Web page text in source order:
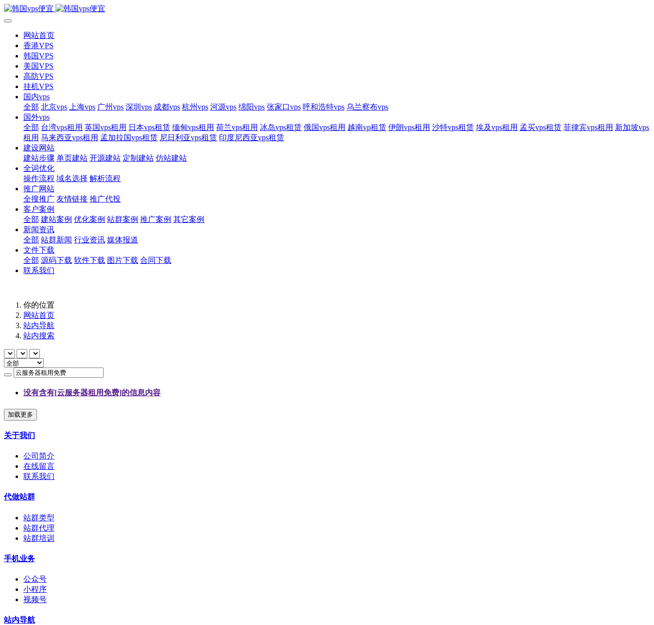
网站首页
香港VPS
韩国VPS
美国VPS
高防VPS
挂机VPS
国内vps
全部 北京vps 上海vps 广州vps 深圳vps 成都vps 杭州vps 河源vps 绵阳vps 张家口vps 呼和浩特vps 乌兰察布vps
国外vps
全部 台湾vps租用 英国vps租用 日本vps租赁 缅甸vps租用 荷兰vps租用 冰岛vps租赁 俄国vps租用 越南vp租赁 伊朗vps租用 沙特vps租赁 埃及vps租用 孟买vps租赁 菲律宾vps租用 新加坡vps
租用 马来西亚vps租用 孟加拉国vps租赁 尼日利亚vps租赁 印度尼西亚vps租赁
建设网站
建站步骤 单页建站 开源建站 定制建站 仿站建站
全词优化
操作流程 域名选择 解析流程
推广网站
全搜推广 友情链接 推广代投
客户案例
全部 建站案例 优化案例 站群案例 推广案例 其它案例
新闻资讯
全部 站群新闻 行业资讯 媒体报道
文件下载
全部 源码下载 软件下载 图片下载 合同下载
联系我们
你的位置
网站首页
站内导航
站内搜索
没有含有[云服务器租用免费]的信息内容
加载更多
关于我们
公司简介
在线留言
联系我们
代做站群
站群类型
站群代理
站群培训
手机业务
公众号
小程序
视频号
站内导航